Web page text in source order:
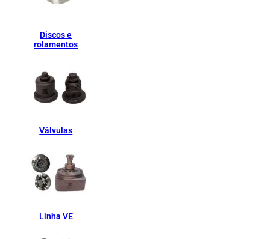
Discos e
rolamentos
Válvulas
Linha VE